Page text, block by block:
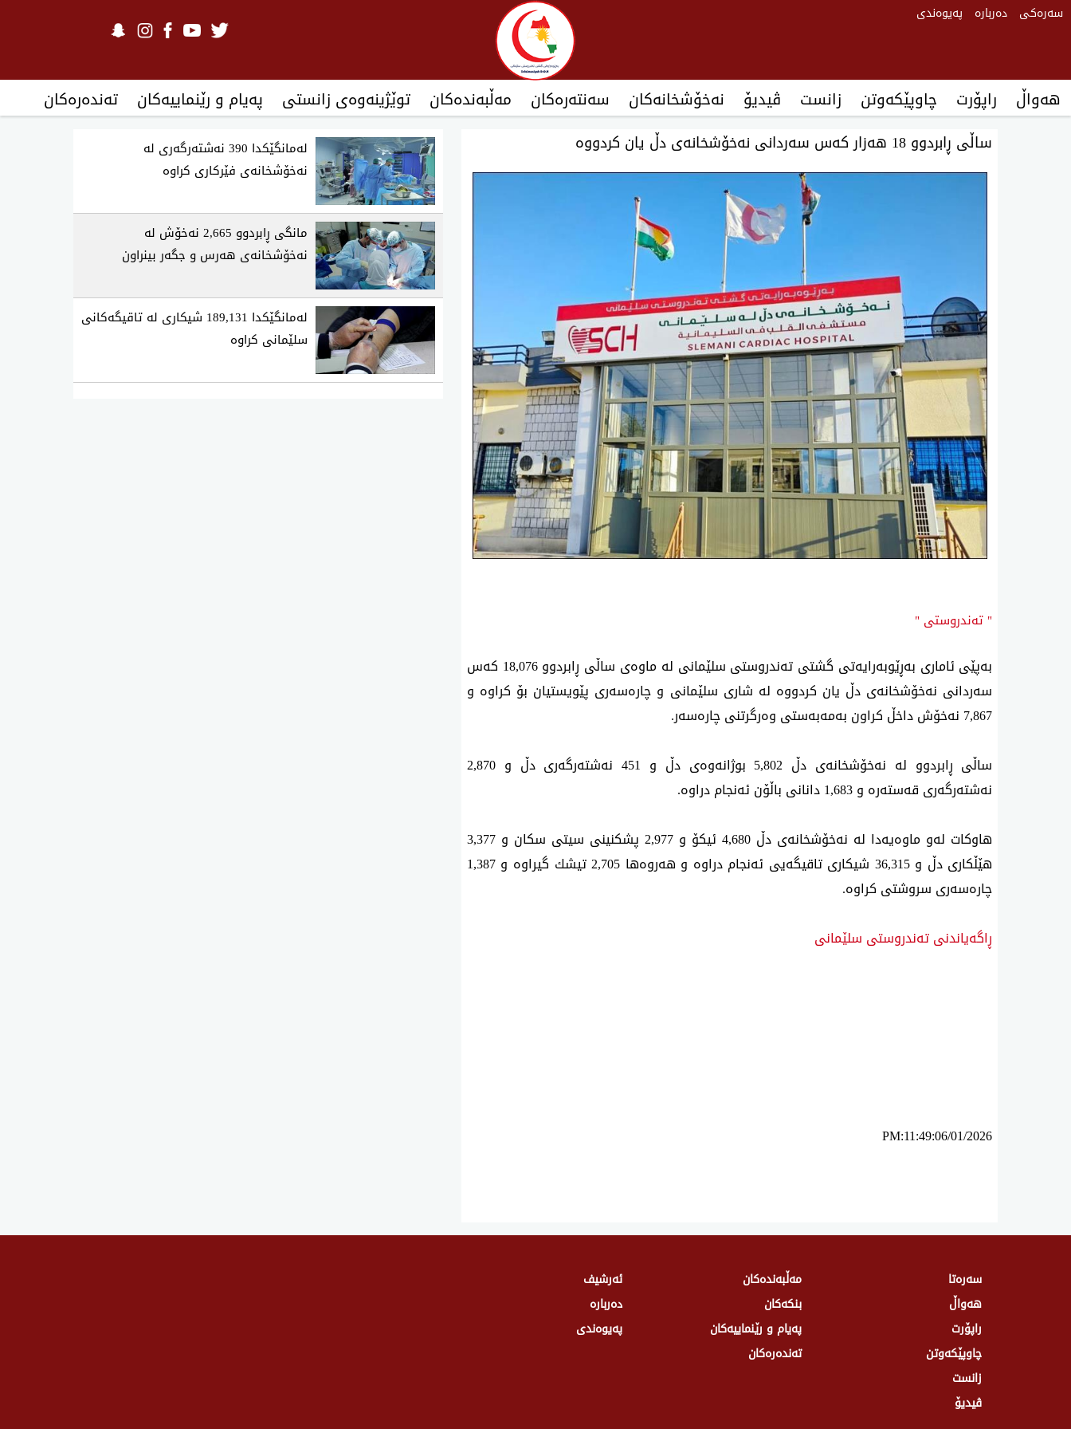
سەرەکی دەربارە پەیوەندی
هەواڵ راپۆرت چاوپێکەوتن زانست ڤیدیۆ ‌‌نەخۆشخانەکان‌ سەنتەرەکان مەڵبەندەکان توێژینەوەی زانستی پەیام و رێنماییەکان تەندەرەكان
ساڵی ڕابردوو 18 هەزار كەس سەردانی نەخۆشخانەی دڵ یان كردووە
" تەندروستی "
بەپێی ئاماری بەڕێوبەرایەتی گشتی تەندروستی سلێمانی لە ماوەی ساڵی ڕابردوو 18,076 كەس
سەردانی نەخۆشخانەی دڵ یان كردووە لە شاری سلێمانی و چارەسەری پێویستیان بۆ كراوە و
7,867 نەخۆش داخڵ كراون بەمەبەستی وەرگرتنی چارەسەر.
ساڵی ڕابردوو لە نەخۆشخانەی دڵ 5,802 بوژانەوەی دڵ و 451 نەشتەرگەری دڵ و 2,870
نەشتەرگەری قەستەرە و 1,683 دانانی باڵۆن ئەنجام دراوە.
هاوكات لەو ماوەیەدا لە نەخۆشخانەی دڵ 4,680 ئیكۆ و 2,977 پشكنینی سیتی سكان و 3,377
هێڵكاری دڵ و 36,315 شیكاری تاقیگەیی ئەنجام دراوە و هەروەها 2,705 تیشك گیراوە و 1,387
چارەسەری سروشتی كراوە.
ڕاگەیاندنی تەندروستی سلێمانی
PM:11:49:06/01/2026
لەمانگێكدا 390 نەشتەرگەری لە
نەخۆشخانەی فێركاری كراوە
مانگی ڕابردوو 2,665 نەخۆش لە
نەخۆشخانەی هەرس و جگەر بینراون
لەمانگێكدا 189,131 شیكاری لە تاقیگەكانی
سلێمانی كراوە
سەرەتا
هەواڵ
راپۆرت
چاوپێکەوتن
زانست
ڤیدیۆ
مەڵبەندەکان
بنکەکان
پەیام و رێنماییەکان
تەندەرەكان
ئەرشیف
دەربارە
پەیوەندی